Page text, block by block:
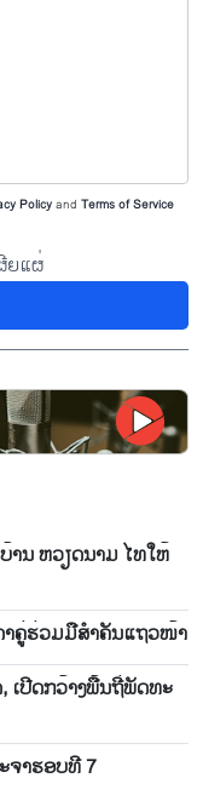
Policyand Terms of Service
ຍແຜ່
ນ ຫວຽດ​ນາມ ໄທ​ໃຫ້​
າ​ຄູ່​ຮ່ວມ​ມື​ສຳ​ຄັນ​ແຖວ​ໜ້າ
ເປີດກວ້າງ​ພື້ນ​ຖີ່​ພັດ​ທະ​
ຈາ​ຮອບ​ທີ 7